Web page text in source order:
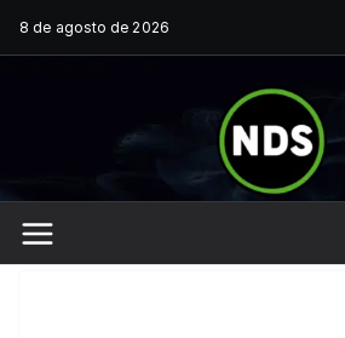
Saltar
al
8 de agosto de 2026